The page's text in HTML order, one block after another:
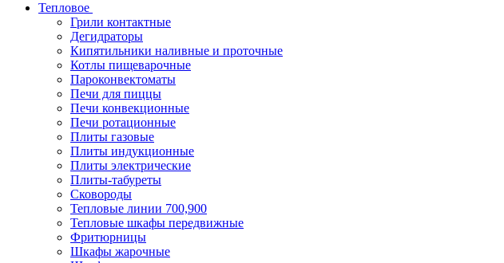
Тепловое
Грили контактные
Дегидраторы
Кипятильники наливные и проточные
Котлы пищеварочные
Пароконвектоматы
Печи для пиццы
Печи конвекционные
Печи ротационные
Плиты газовые
Плиты индукционные
Плиты электрические
Плиты-табуреты
Сковороды
Тепловые линии 700,900
Тепловые шкафы передвижные
Фритюрницы
Шкафы жарочные